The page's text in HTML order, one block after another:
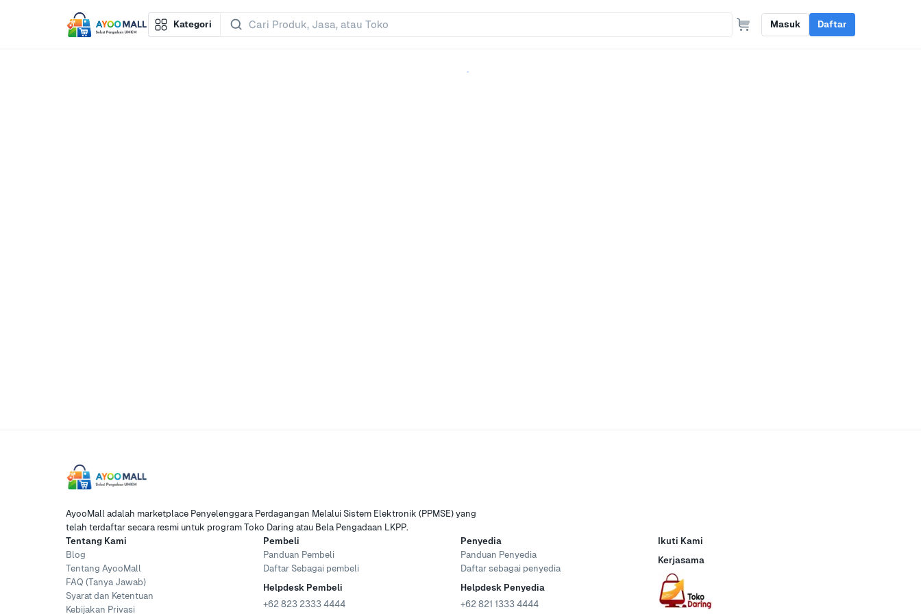
Kategori Masuk Daftar
AyooMall adalah marketplace Penyelenggara Perdagangan Melalui Sistem Elektronik (PPMSE) yang
telah terdaftar secara resmi untuk program Toko Daring atau Bela Pengadaan LKPP.
Tentang Kami
Blog
Tentang AyooMall
FAQ (Tanya Jawab)
Syarat dan Ketentuan
Kebijakan Privasi
Pembeli
Panduan Pembeli
Daftar Sebagai pembeli
Helpdesk Pembeli
+62 823 2333 4444
Penyedia
Panduan Penyedia
Daftar sebagai penyedia
Helpdesk Penyedia
+62 821 1333 4444
Ikuti Kami
Kerjasama